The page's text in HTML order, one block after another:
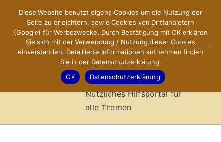
springen
X-Sites.de
–
Hilfsportal
Nützliches Hilfsportal für
alle Themen
Diese Website benutzt eigene Cookies um die Nutzung der
Seite zu erleichtern, sowie Cookies von Drittanbietern
(Google) für Werbezwecke. Durch Bestätigung mit OK erklären
Sie sich mit der Verwendung / Nutzung dieser Cookies
einverstanden. Detaillierte Informationen entnehmen finden
Sie in der Datenschutzerklärung.
OK
Datenschutzerklärung